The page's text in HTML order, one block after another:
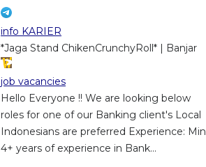
info KARIER
*Jaga Stand ChikenCrunchyRoll* | Banjar
job vacancies
Hello Everyone !! We are looking below
roles for one of our Banking client's Local
Indonesians are preferred Experience: Min
4+ years of experience in Bank...